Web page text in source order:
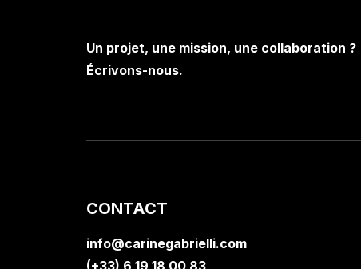
Un projet, une mission, une collaboration ?
Écrivons-nous.
CONTACT
info@carinegabrielli.com
(+33) 6 19 18 00 83